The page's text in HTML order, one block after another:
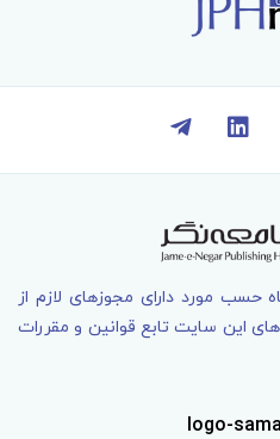
حسب مورد دارای مجوزهای لازم از
اين سايت تابع قوانين و مقررات